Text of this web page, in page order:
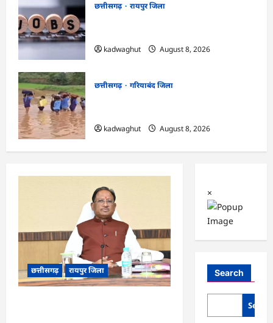
छत्तीसगढ़
रायपुर जिला
kadwaghut
August 8, 2026
छत्तीसगढ़
गरियाबंद जिला
kadwaghut
August 8, 2026
छत्तीसगढ़ रायपुर जिला
×
Search